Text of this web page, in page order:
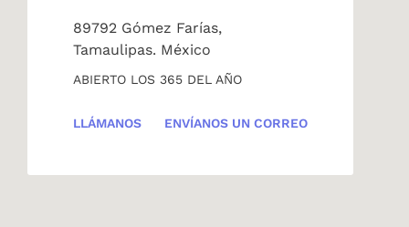
89792 Gómez Farías,
Tamaulipas. México
ABIERTO LOS 365 DEL AÑO
LLÁMANOS ENVÍANOS UN CORREO